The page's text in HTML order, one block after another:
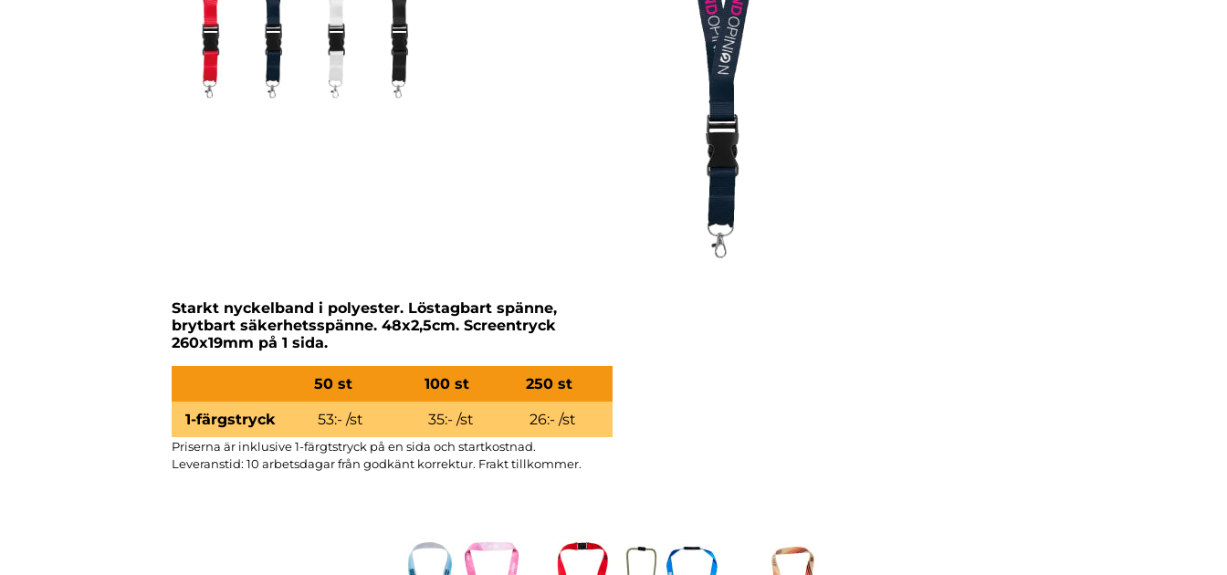
Starkt nyckelband i polyester. Löstagbart spänne,
brytbart säkerhetsspänne. 48x2,5cm. Screentryck
260x19mm på 1 sida.
50 st 100 st 250 st
1-färgstryck 53:- /st 35:- /st 26:- /st
Priserna är inklusive 1-färgtstryck på en sida och startkostnad.
Leveranstid: 10 arbetsdagar från godkänt korrektur. Frakt tillkommer.